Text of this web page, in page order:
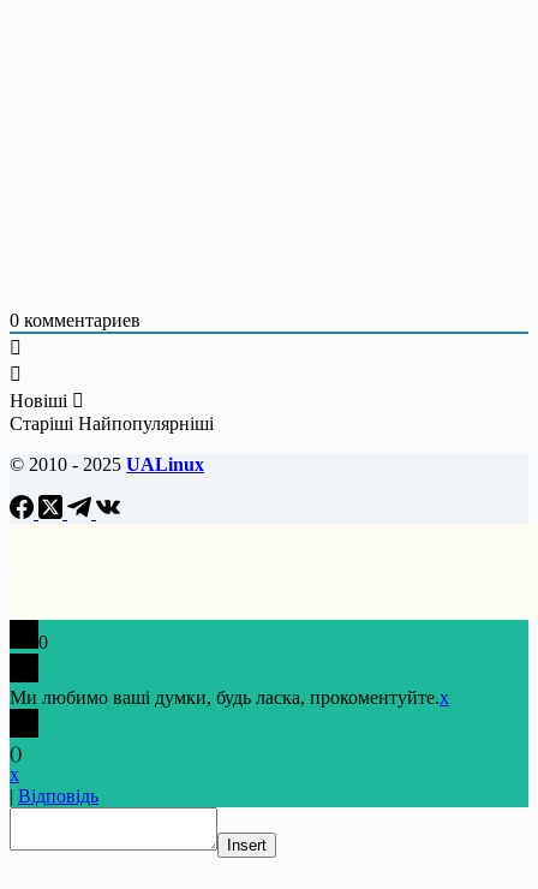
0 комментариев
Новіші
Старіші Найпопулярніші
© 2010 - 2025 UALinux
0
Ми любимо ваші думки, будь ласка, прокоментуйте.x
()
x
| Відповідь
Insert